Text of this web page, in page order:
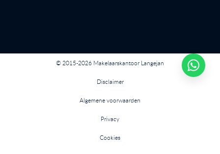
© 2015-2026 Makelaarskantoor Langejan
Disclaimer
Algemene voorwaarden
Privacy
Cookies